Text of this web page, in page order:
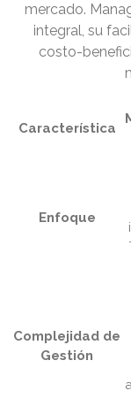
mercado.
integral, su
costo-
Característica
Enfoque
Complejidad de
Gestión